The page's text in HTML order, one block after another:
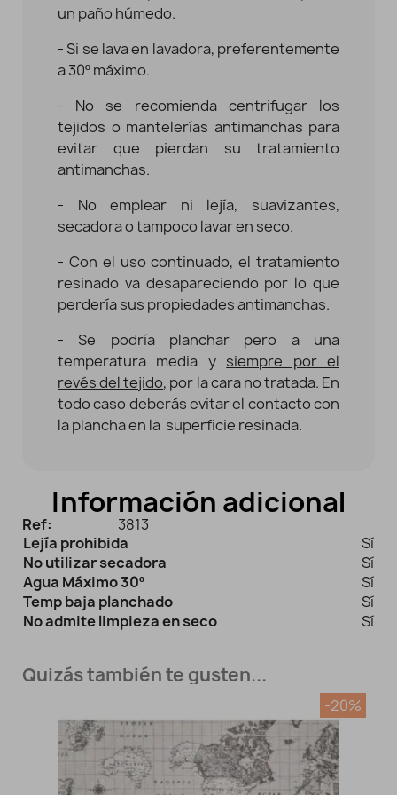
un paño húmedo.
- Si se lava en lavadora, preferentemente
a 30º máximo.
- No se recomienda centrifugar los
tejidos o mantelerías antimanchas para
evitar que pierdan su tratamiento
antimanchas.
- No emplear ni lejía, suavizantes,
secadora o tampoco lavar en seco.
- Con el uso continuado, el tratamiento
resinado va desapareciendo por lo que
perdería sus propiedades antimanchas.
- Se podría planchar pero a una
temperatura media y siempre por el
revés del tejido, por la cara no tratada. En
todo caso deberás evitar el contacto con
la plancha en la superficie resinada.
Información adicional
Ref:
3813
Lejía prohibida
Sí
No utilizar secadora
Sí
Agua Máximo 30º
Sí
Temp baja planchado
Sí
No admite limpieza en seco
Sí
Quizás también te gusten...
-20%